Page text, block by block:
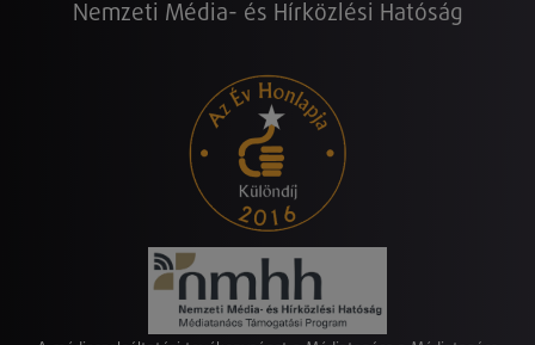
Nemzeti Média- és Hírközlési Hatóság